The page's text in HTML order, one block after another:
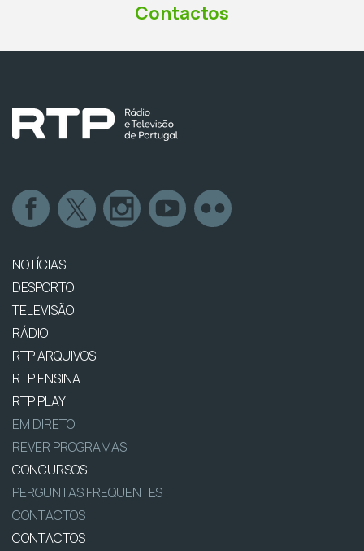
Contactos
NOTÍCIAS
DESPORTO
TELEVISÃO
RÁDIO
RTP ARQUIVOS
RTP ENSINA
RTP PLAY
EM DIRETO
REVER PROGRAMAS
CONCURSOS
PERGUNTAS FREQUENTES
CONTACTOS
CONTACTOS